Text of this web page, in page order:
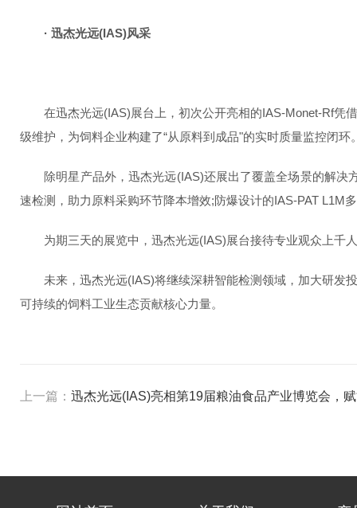
· 迅杰光远(IAS)风采
在迅杰光远(IAS)展台上，初次公开亮相的IAS-Monet-Rf凭
级维护，为饲料企业构建了“从原料到成品"的实时质量监控闭环
除明星产品外，迅杰光远(IAS)还展出了覆盖全场景的解决
速检测，助力原料采购环节降本增效;防爆设计的IAS-PAT L1M
为期三天的展览中，迅杰光远(IAS)展台接待专业观众上千人
未来，迅杰光远(IAS)将继续深耕智能检测领域，加大研发
可持续的饲料工业生态贡献核心力量。
上一篇： 迅杰光远(IAS)亮相第19届粮油食品产业博览会，